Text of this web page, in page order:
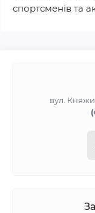
спортсменів та
вул.